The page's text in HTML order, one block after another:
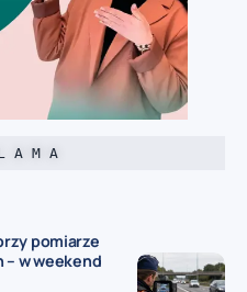
A M A
pomiarze
– w weekend